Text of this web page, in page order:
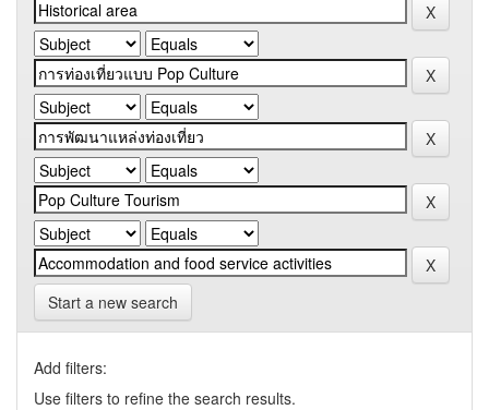
Start a new search
Add filters:
Use filters to refine the search results.